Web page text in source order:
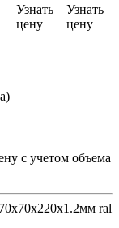
Узнать
цену
Узнать
цену
с учетом объема
ral